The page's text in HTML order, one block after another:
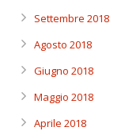
Settembre 2018
Agosto 2018
Giugno 2018
Maggio 2018
Aprile 2018